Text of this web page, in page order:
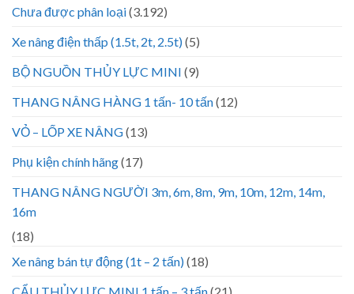
Chưa được phân loại(3.192)
Xe nâng điện thấp (1.5t, 2t, 2.5t)(5)
BỘ NGUỒN THỦY LỰC MINI (9)
THANG NÂNG HÀNG 1 tấn- 10 tấn(12)
VỎ – LỐP XE NÂNG(13)
Phụ kiện chính hãng(17)
THANG NÂNG NGƯỜI 3m, 6m, 8m, 9m, 10m, 12m, 14m,
16m
(18)
Xe nâng bán tự động (1t – 2 tấn)(18)